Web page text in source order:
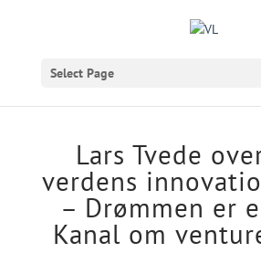
Select Page
Lars Tvede
verdens
– Drømmen er
Kanal om